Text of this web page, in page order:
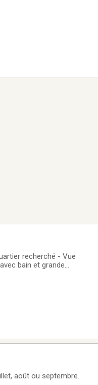
bain et grande
août ou septembre.